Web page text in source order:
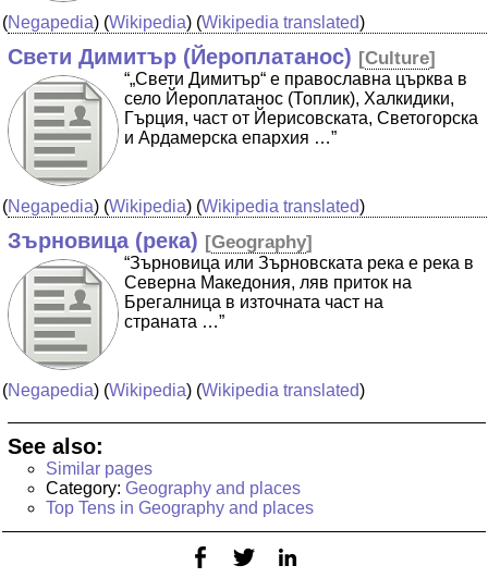
(Negapedia) (Wikipedia) (Wikipedia translated)
Свети Димитър (Йероплатанос) [Culture]
“„Свети Димитър“ е православна църква в
село Йероплатанос (Топлик), Халкидики,
Гърция, част от Йерисовската, Светогорска
и Ардамерска епархия …”
(Negapedia) (Wikipedia) (Wikipedia translated)
Зърновица (река) [Geography]
“Зърновица или Зърновската река е река в
Северна Македония, ляв приток на
Брегалница в източната част на
страната …”
(Negapedia) (Wikipedia) (Wikipedia translated)
See also:
Similar pages
Category: Geography and places
Top Tens in Geography and places